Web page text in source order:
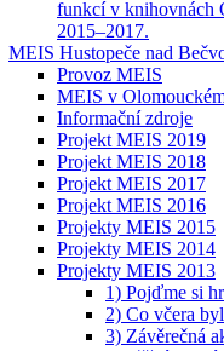
funkcí v knihovnách
2015–2017.
MEIS Hustopeče nad
Provoz MEIS
MEIS v
Informační zdroje
Projekt MEIS 2019
Projekt MEIS 2018
Projekt MEIS 2017
Projekt MEIS 2016
Projekty MEIS 2015
Projekty MEIS 2014
Projekty MEIS 2013
1) Pojďme si
2) Co včera
3) Závěrečná